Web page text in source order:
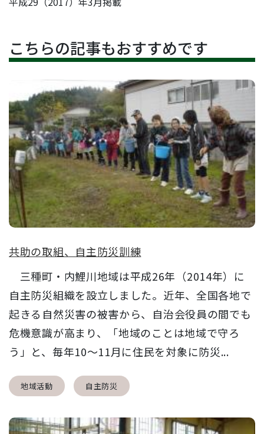
こちらの記事もおすすめです
共助の取組、自主防災訓練
三種町・内鯉川地域は平成26年（2014年）に
自主防災組織を設立しました。近年、全国各地で
起きる自然災害の被害から、自治会役員の間でも
危機意識が高まり、「地域のことは地域で守ろ
う」と、毎年10～11月に住民を対象に防災...
地域活動 自主防災